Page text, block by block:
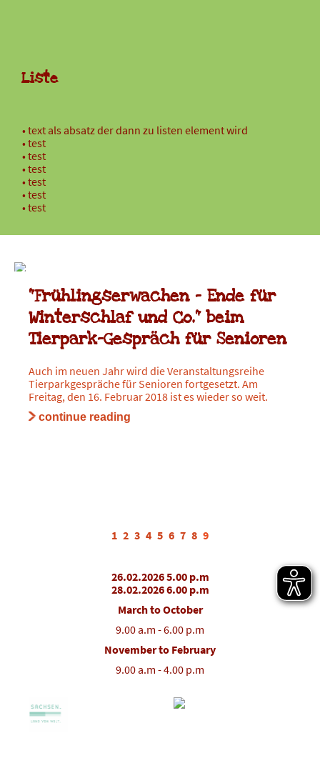
Liste
text als absatz der dann zu listen element wird
test
test
test
test
test
test
"Frühlingserwachen - Ende für
Winterschlaf und Co." beim
Tierpark-Gespräch für Senioren
Auch im neuen Jahr wird die Veranstaltungsreihe
Tierparkgespräche für Senioren fortgesetzt. Am
Freitag, den 16. Februar 2018 ist es wieder so weit.
continue reading
1 2 3 4 5 6 7 8 9
26.02.2026 5.00 p.m
28.02.2026 6.00 p.m
March to October
9.00 a.m - 6.00 p.m
November to February
9.00 a.m - 4.00 p.m